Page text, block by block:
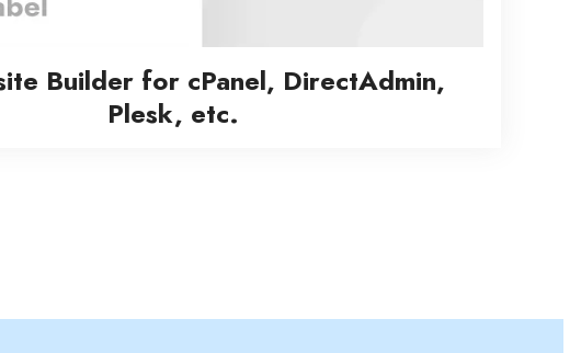
Builder for cPanel, DirectAdmin,
Plesk, etc.